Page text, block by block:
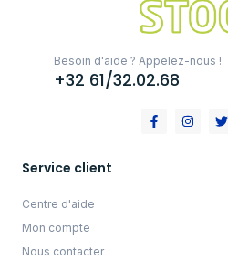
Besoin d'aide ? Appelez-nous !
+32 61/32.02.68
Service client
Centre d'aide
Mon compte
Nous contacter